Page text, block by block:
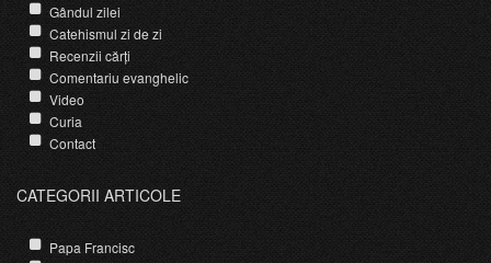
Gândul zilei
Catehismul zi de zi
Recenzii cărți
Comentariu evanghelic
Video
Curia
Contact
CATEGORII ARTICOLE
Papa Francisc